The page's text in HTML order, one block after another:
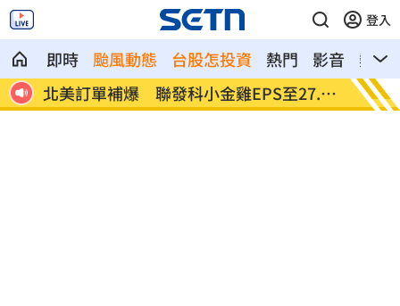
登入
即時 颱風動態 台股怎投資 熱門 影音
熱搜
來
北美訂單補爆 聯發科小金雞EPS至27.12
元
AI和